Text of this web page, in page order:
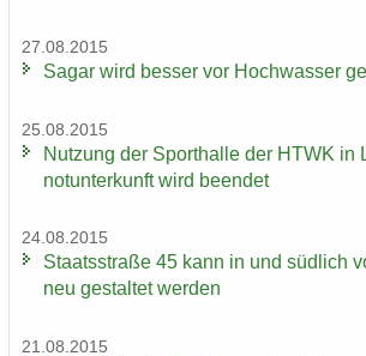
27.08.2015
Sagar wird bes­ser vor Hoch­was­ser
25.08.2015
Nut­zung der Sport­hal­le der HTWK
not­un­ter­kunft wird be­en­det
24.08.2015
Staats­stra­ße 45 kann in und süd­lich
neu ge­stal­tet wer­den
21.08.2015